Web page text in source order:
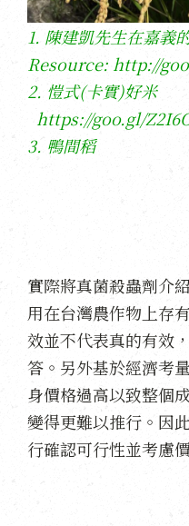
1. 陳建凱先生在
Resource: http://
2. 愷式(
https://goo.gl/
3. 鴨間稻
實際將真菌殺蟲劑介
用在台灣農作物上存
效並不代表真的有效
答。另外基於經濟考
身價格過高以致整個
變得更難以推行。因
行確認可行性並考慮